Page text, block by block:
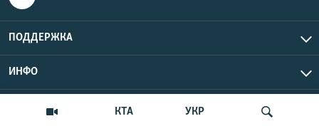
КТА УКР
ПОДДЕРЖКА
ИНФО
Copyright Крым.Реалии, 2026 | Все права защищены.
UTC+3